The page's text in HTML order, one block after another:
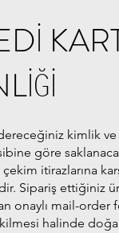
kimlik
göre
itirazlarına
Sipariş ettiğiniz
onaylı mail-
halinde